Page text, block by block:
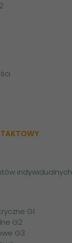
indywidualnych
G1
G2
G3